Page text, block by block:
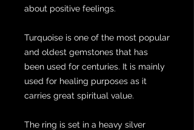
about positive feelings.
Turquoise is one of the most popular
and oldest gemstones that has
been used for centuries. It is mainly
used for healing purposes as it
carries great spiritual value.
The ring is set in a heavy silver